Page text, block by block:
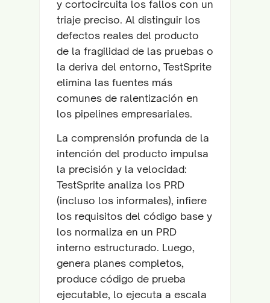
y cortocircuita los fallos con un
triaje preciso. Al distinguir los
defectos reales del producto
de la fragilidad de las pruebas o
la deriva del entorno, TestSprite
elimina las fuentes más
comunes de ralentización en
los pipelines empresariales.
La comprensión profunda de la
intención del producto impulsa
la precisión y la velocidad:
TestSprite analiza los PRD
(incluso los informales), infiere
los requisitos del código base y
los normaliza en un PRD
interno estructurado. Luego,
genera planes completos,
produce código de prueba
ejecutable, lo ejecuta a escala